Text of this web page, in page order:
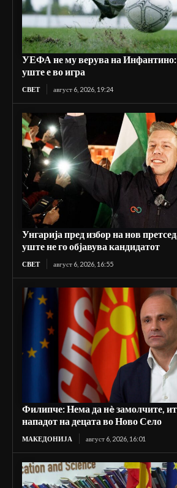
УЕФА не му верува на Инфантино:
уште е во игра
СВЕТ август 6, 2026, 19:24
Унгарија пред избор на нов
уште не го објавува кандидатот
СВЕТ август 6, 2026, 16:55
Филипче: Нема да нè замолчите,
нападот на децата во Ново Село
МАКЕДОНИЈА август 6, 2026, 16:01